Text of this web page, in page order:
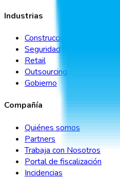
Industrias
Construcción
Seguridad
Retail
Outsourcing
Gobierno
Compañía
Quiénes somos
Partners
Trabaja con Nosotros
Portal de fiscalización
Incidencias